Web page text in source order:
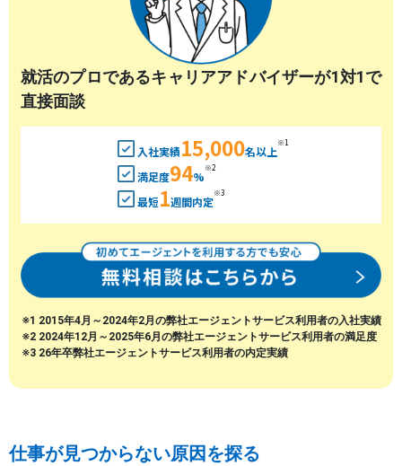
就活のプロであるキャリアアドバイザーが1対1で
直接面談
入社実績15,000名以上
※1
満足度94%
※2
最短1週間内定
※3
※1 2015年4月～2024年2月の弊社エージェントサービス利用者の入社実績
※2 2024年12月～2025年6月の弊社エージェントサービス利用者の満足度
※3 26年卒弊社エージェントサービス利用者の内定実績
仕事が見つからない原因を探る